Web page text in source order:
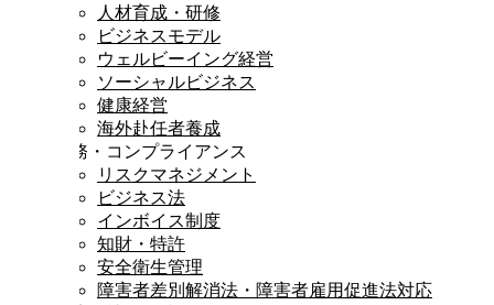
人材育成・研修
ビジネスモデル
ウェルビーイング経営
ソーシャルビジネス
健康経営
海外赴任者養成
法務・コンプライアンス
リスクマネジメント
ビジネス法
インボイス制度
知財・特許
安全衛生管理
障害者差別解消法・障害者雇用促進法対応